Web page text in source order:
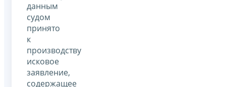
данным
судом
принято
к
производству
исковое
заявление,
содержащее